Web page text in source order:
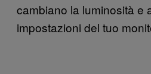
cambiano la luminosità e
impostazioni del tuo